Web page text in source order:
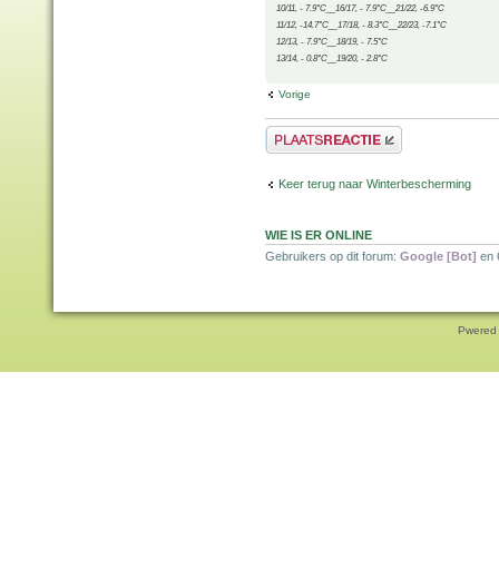
10/11, - 7.9°C__16/17, - 7.9°C__21/22, -6.9°C
11/12, -14.7°C__17/18, - 8.3°C__22/23, -7.1°C
12/13, - 7.9°C__18/19, - 7.5°C
13/14, - 0.8°C__19/20, - 2.8°C
Vorige
Plaats een reactie
Keer terug naar Winterbescherming
WIE IS ER ONLINE
Gebruikers op dit forum: Google [Bot] en